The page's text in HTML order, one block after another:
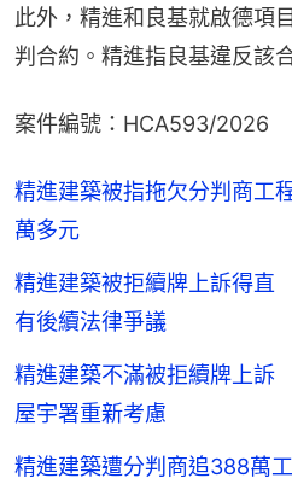
此外，精進和良基就啟德項
判合約。精進指良基違反該
案件編號：HCA593/2026
精進建築被指拖欠分判商
萬多元
精進建築被拒續牌上訴得
有後續法律爭議
精進建築不滿被拒續牌上
屋宇署重新考慮
精進建築遭分判商追388萬